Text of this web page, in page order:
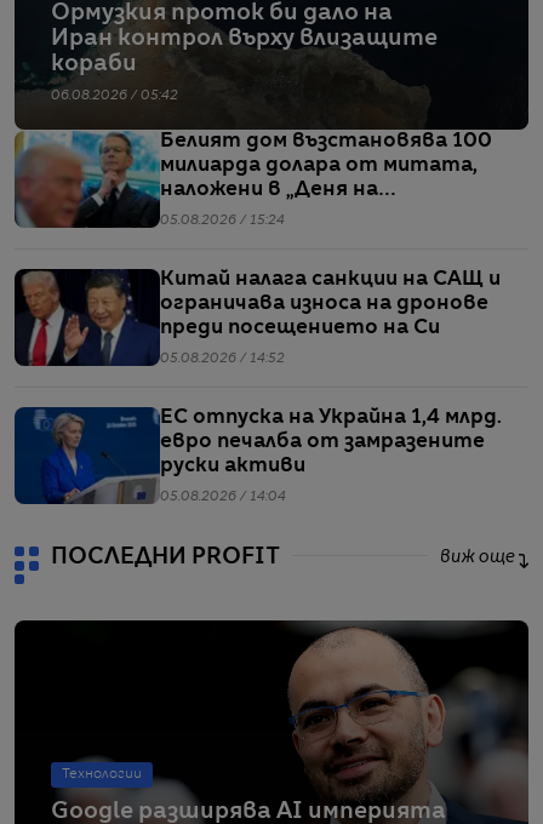
Ормузкия проток би дало на
Иран контрол върху влизащите
кораби
06.08.2026 / 05:42
Белият дом възстановява 100
милиарда долара от митата,
наложени в „Деня на
освобождението“
05.08.2026 / 15:24
Китай налага санкции на САЩ и
ограничава износа на дронове
преди посещението на Си
05.08.2026 / 14:52
ЕС отпуска на Украйна 1,4 млрд.
евро печалба от замразените
руски активи
05.08.2026 / 14:04
ПОСЛЕДНИ PROFIT виж още
Технологии
Google разширява AI империята